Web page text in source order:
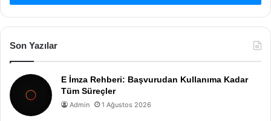
Son Yazılar
E İmza Rehberi: Başvurudan Kullanıma Kadar
Tüm Süreçler
Admin 1 Ağustos 2026